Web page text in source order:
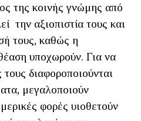
της κοινής γνώμης από
την αξιοπιστία τους και
τους, καθώς η
υποχωρούν. Για να
τους διαφοροποιούνται
μεγαλοποιούν
φορές υιοθετούν